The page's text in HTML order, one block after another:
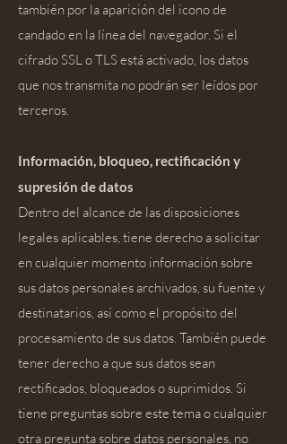
también por la aparición del icono de
candado en la línea del navegador. Si el
cifrado SSL o TLS está activado, los datos
que nos transmita no podrán ser leídos por
terceros.
Información, bloqueo, rectificación y
supresión de datos
Dentro del alcance de las disposiciones
legales aplicables, tiene derecho a solicitar
en cualquier momento información sobre
sus datos personales archivados, su fuente y
destinatarios, así como el propósito del
procesamiento de sus datos. También puede
tener derecho a que sus datos sean
rectificados, bloqueados o suprimidos. Si
tiene preguntas sobre este tema o cualquier
otra pregunta sobre datos personales, no